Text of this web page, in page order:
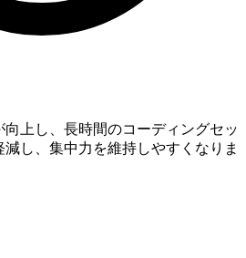
上し、長時間のコーディングセッ
し、集中力を維持しやすくなりま